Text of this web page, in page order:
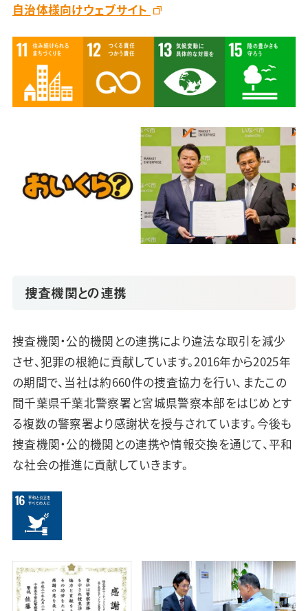
自治体様向けウェブサイト
捜査機関との連携
捜査機関・公的機関との連携により違法な取引を減少
させ、犯罪の根絶に貢献しています。2016年から2025年
の期間で、当社は約660件の捜査協力を行い、またこの
間千葉県千葉北警察署と宮城県警察本部をはじめとす
る複数の警察署より感謝状を授与されています。今後も
捜査機関・公的機関との連携や情報交換を通じて、平和
な社会の推進に貢献していきます。